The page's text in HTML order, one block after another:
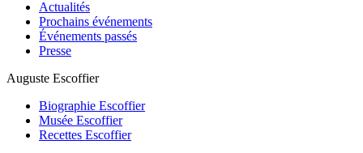
Actualités
Prochains événements
Événements passés
Presse
Auguste Escoffier
Biographie Escoffier
Musée Escoffier
Recettes Escoffier